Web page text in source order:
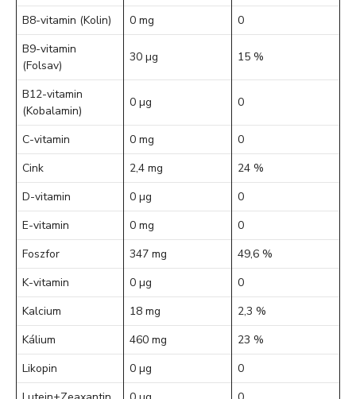
B8-vitamin (Kolin) 0 mg
0
B9-vitamin
(Folsav)
30 µg 15 %
B12-vitamin
(Kobalamin)
0 µg 0
C-vitamin 0 mg
0
Cink
2,4 mg
24 %
D-vitamin
0 µg
0
E-vitamin
0 mg
0
Foszfor
347 mg
49,6 %
K-vitamin
0 µg
0
Kalcium
18 mg
2,3 %
Kálium
460 mg
23 %
Likopin
0 µg
0